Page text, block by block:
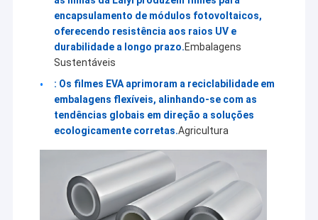
Máquina de revestimento da extrusão
Peças da máquina da laminação
Máquina fundida derretimento da tela
encapsulamento de módulos fotovoltaicos,
oferecendo resistência aos raios UV e
durabilidade a longo prazo.Embalagens
Sustentáveis
: Os filmes EVA aprimoram a reciclabilidade em
embalagens flexíveis, alinhando-se com as
tendências globais em direção a soluções
ecologicamente corretas.Agricultura
melhor através de soluções mais inteligentes, eficientes
e confiáveis.